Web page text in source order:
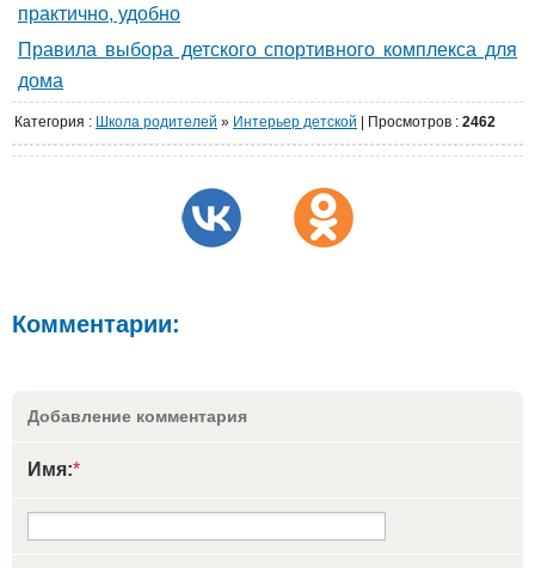
практично, удобно
Правила выбора детского спортивного комплекса для
дома
Категория : Школа родителей » Интерьер детской Просмотров : 2462
Комментарии:
Добавление комментария
Имя:*